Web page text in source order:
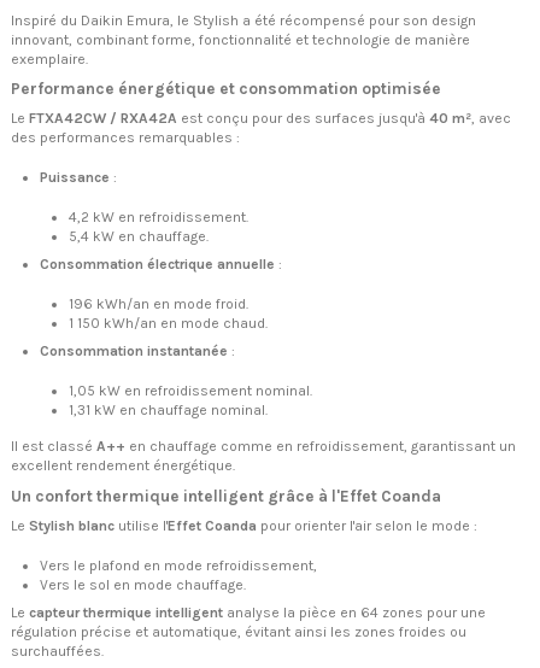
Inspiré du Daikin Emura, le Stylish a été récompensé pour son design
innovant, combinant forme, fonctionnalité et technologie de manière
exemplaire.
Performance énergétique et consommation optimisée
Le FTXA42CW / RXA42A est conçu pour des surfaces jusqu'à 40 m², avec
des performances remarquables :
Puissance :
4,2 kW en refroidissement.
5,4 kW en chauffage.
Consommation électrique annuelle :
196 kWh/an en mode froid.
1 150 kWh/an en mode chaud.
Consommation instantanée :
1,05 kW en refroidissement nominal.
1,31 kW en chauffage nominal.
Il est classé A++ en chauffage comme en refroidissement, garantissant un
excellent rendement énergétique.
Un confort thermique intelligent grâce à l'Effet Coanda
Le Stylish blanc utilise l'Effet Coanda pour orienter l'air selon le mode :
Vers le plafond en mode refroidissement,
Vers le sol en mode chauffage.
Le capteur thermique intelligent analyse la pièce en 64 zones pour une
régulation précise et automatique, évitant ainsi les zones froides ou
surchauffées.